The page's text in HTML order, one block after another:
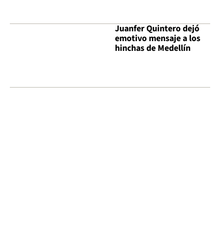
Juanfer Quintero dejó
emotivo mensaje a los
hinchas de Medellín